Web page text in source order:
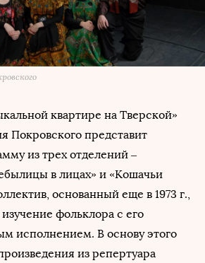
квартире на Тверской»
Покровского представит
из трех отделений –
в лицах» и «Кошачьи
основанный еще в 1973 г.,
фольклора с его
исполнением. В основу этого
из репертуара